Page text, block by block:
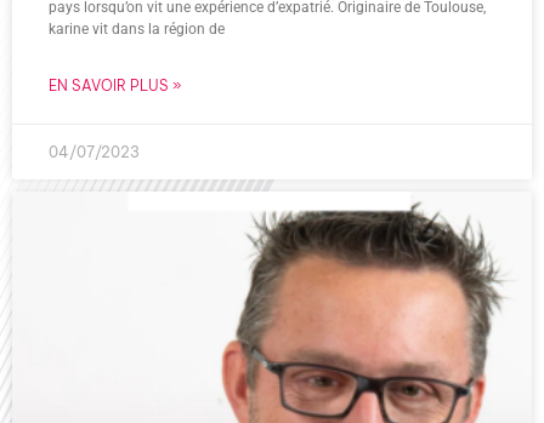
pays lorsqu’on vit une expérience d’expatrié. Originaire de Toulouse,
karine vit dans la région de
EN SAVOIR PLUS »
04/07/2023